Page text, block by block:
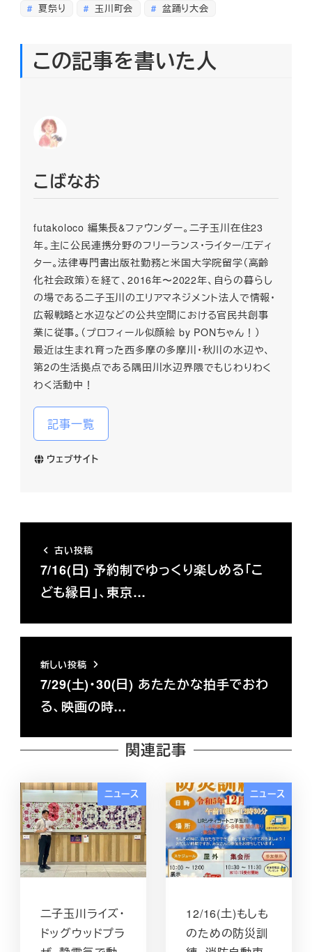
夏祭り 玉川町会 盆踊り大会
この記事を書いた人
こばなお
futakoloco 編集長&ファウンダー。二子玉川在住23
年。主に公民連携分野のフリーランス・ライター/エディ
ター。法律専門書出版社勤務と米国大学院留学（高齢
化社会政策）を経て、2016年〜2022年、自らの暮らし
の場である二子玉川のエリアマネジメント法人で情報・
広報戦略と水辺などの公共空間における官民共創事
業に従事。（プロフィール似顔絵 by PONちゃん！）
最近は生まれ育った西多摩の多摩川・秋川の水辺や、
第2の生活拠点である隅田川水辺界隈でもじわりわく
わく活動中！
記事一覧
ウェブサイト
古い投稿
7/16(日) 予約制でゆっくり楽しめる「こ
ども縁日」、東京…
新しい投稿
7/29(土)・30(日) あたたかな拍手でおわ
る、映画の時…
関連記事
ニュース
二子玉川ライズ・
ドッグウッドプラ
ニュース
12/16(土)もしも
のための防災訓